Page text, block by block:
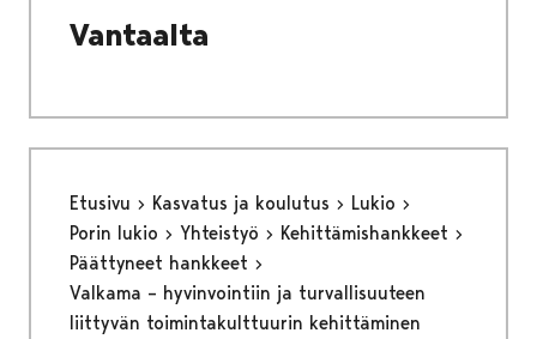
Vantaalta
Etusivu Kasvatus ja koulutus
Lukio
Porin lukio
Yhteistyö
Kehittämishankkeet
Päättyneet hankkeet
Valkama – hyvinvointiin ja turvallisuuteen
liittyvän toimintakulttuurin kehittäminen